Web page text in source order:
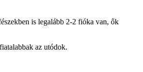
is legalább 2-2 fióka van, ők
az utódok.